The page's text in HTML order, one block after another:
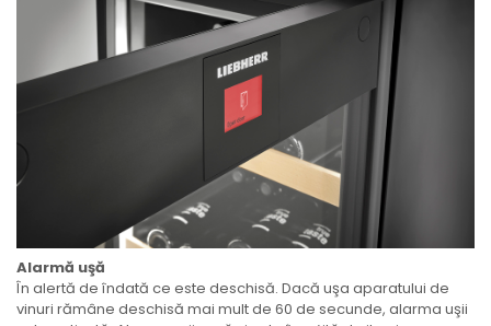
Alarmă uşă
În alertă de îndată ce este deschisă. Dacă uşa aparatului de
vinuri rămâne deschisă mai mult de 60 de secunde, alarma uşii